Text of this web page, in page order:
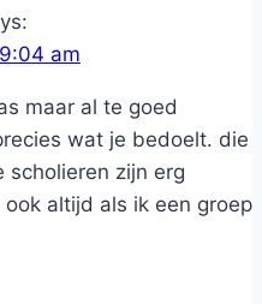
am
maar al te goed
wat je bedoelt. die
scholieren zijn erg
altijd als ik een groep